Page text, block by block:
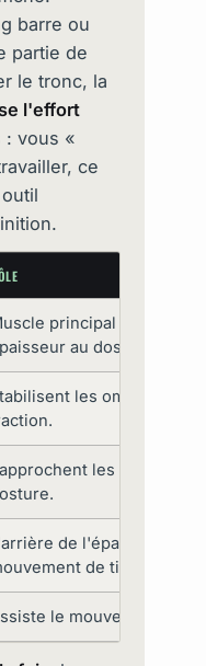
barre ou
partie de
le tronc, la
l'effort
: vous «
ce
principal du tirage :
au dos.
les omoplates
les
de l'épaule, actif
de tirage.
le mouvement en